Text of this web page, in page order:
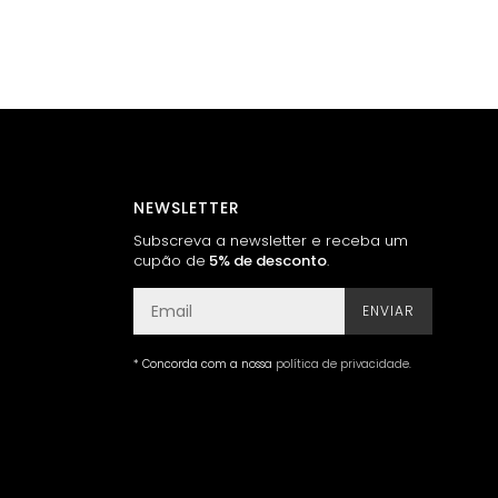
NEWSLETTER
Subscreva a newsletter e receba um
cupão de 5% de desconto.
ENVIAR
* Concorda com a nossa política de privacidade.